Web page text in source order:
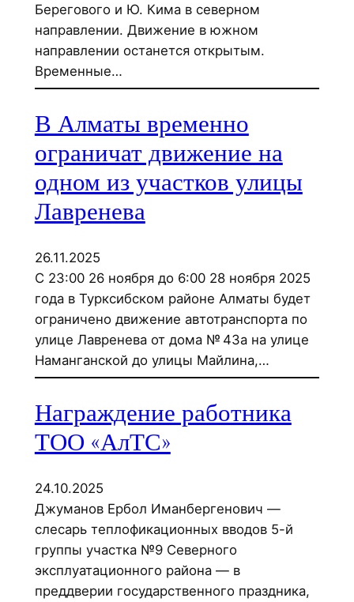
Берегового и Ю. Кима в северном
направлении. Движение в южном
направлении останется открытым.
Временные…
В Алматы временно
ограничат движение на
одном из участков улицы
Лавренева
26.11.2025
С 23:00 26 ноября до 6:00 28 ноября 2025
года в Турксибском районе Алматы будет
ограничено движение автотранспорта по
улице Лавренева от дома № 43а на улице
Наманганской до улицы Майлина,…
Награждение работника
ТОО «АлТС»
24.10.2025
Джуманов Ербол Иманбергенович —
слесарь теплофикационных вводов 5-й
группы участка №9 Северного
эксплуатационного района — в
преддверии государственного праздника,